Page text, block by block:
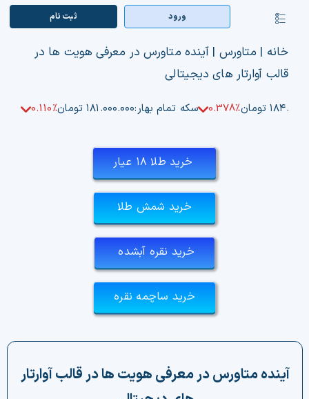
content
کنترلر
صفحه‌بندی
صفحه اصلی
بازار ارزها
تابلوخوانی ارزهای دیجیتال
فیلتر ارزهای دیجیتال
ورود ثبت‌ نام
خانه | متاورس | آینده متاورس در معرفی هویت ها در
قالب آوارتار های دیجیتالی
تومان 0.378% سکه تمام بهار:۱۸۱.۰۰۰.۰۰۰ تومان 0.110%
خرید طلا ۱۸ عیار
خرید شمش طلا
خرید نقره آبشده
خرید ساچمه نقره
آینده متاورس در معرفی هویت ها در قالب آوارتار